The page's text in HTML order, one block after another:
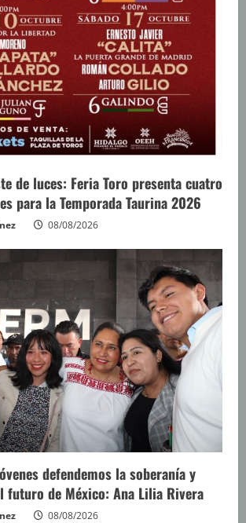
de luces: Feria Toro presenta cuatro
para la Temporada Taurina 2026
08/08/2026
defendemos la soberanía y
futuro de México: Ana Lilia Rivera
08/08/2026